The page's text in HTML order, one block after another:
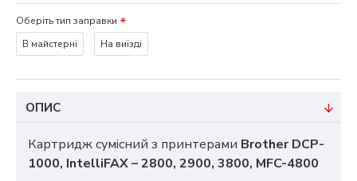
Оберіть тип заправки
В майстерні
На виїзді
ОПИС
Картридж сумісний з принтерами Brother DCP-
1000, IntelliFAX – 2800, 2900, 3800, MFC-4800